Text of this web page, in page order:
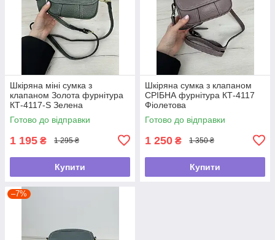
Шкіряна міні сумка з
клапаном Золота фурнітура
КТ-4117-S Зелена
Готово до відправки
1 195 ₴ 1 295 ₴
Купити
Шкіряна сумка з клапаном
СРІБНА фурнітура КТ-4117
Фіолетова
Готово до відправки
1 250 ₴ 1 350 ₴
Купити
–7%